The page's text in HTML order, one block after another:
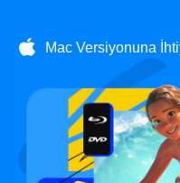
Mac Versiyonuna